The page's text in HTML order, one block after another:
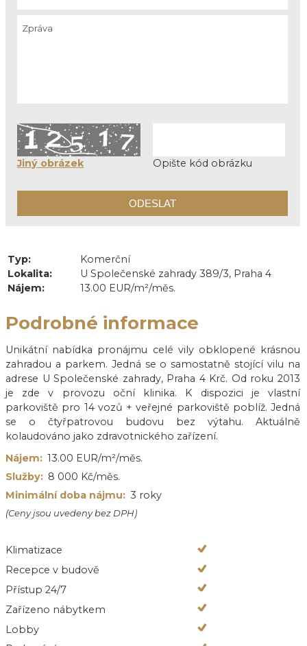
Jiný obrázek Opište kód obrázku
Typ:
Komerční
Lokalita:
U Společenské zahrady 389/3, Praha 4
Nájem:
13.00 EUR/m²/měs.
Podrobné informace
Unikátní nabídka pronájmu celé vily obklopené krásnou
zahradou a parkem. Jedná se o samostatně stojící vilu na
adrese U Společenské zahrady, Praha 4 Krč. Od roku 2013
je zde v provozu oční klinika. K dispozici je vlastní
parkoviště pro 14 vozů + veřejné parkoviště poblíž. Jedná
se o čtyřpatrovou budovu bez výtahu. Aktuálně
kolaudováno jako zdravotnického zařízení.
Nájem: 13.00 EUR/m²/měs.
Služby: 8 000 Kč/měs.
Minimální doba nájmu: 3 roky
(Ceny jsou uvedeny bez DPH)
Klimatizace
Recepce v budově
Přístup 24/7
Zařízeno nábytkem
Lobby